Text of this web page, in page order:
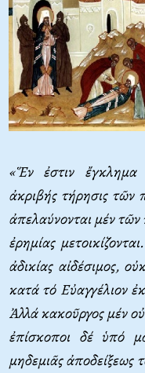
«Ἕν ἐστιν ἔγκλημα
ἀκριβής τήρησις τῶν
ἀπελαύνονται μέν τῶν
ἐρημίας
ἀδικίας αἰδέσιμος,
κατά τό Eὐαγγέλιον
Ἀλλά κακοῦργος μέν
ἐπίσκοποι δέ ὑπό
μηδεμιᾶς ἀποδείξεως